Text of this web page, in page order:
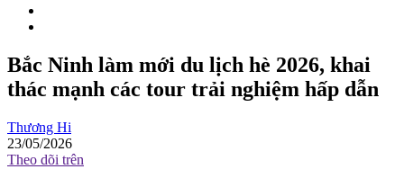
Bắc Ninh làm mới du lịch hè 2026, khai
thác mạnh các tour trải nghiệm hấp dẫn
Thương Hi
23/05/2026
Theo dõi trên